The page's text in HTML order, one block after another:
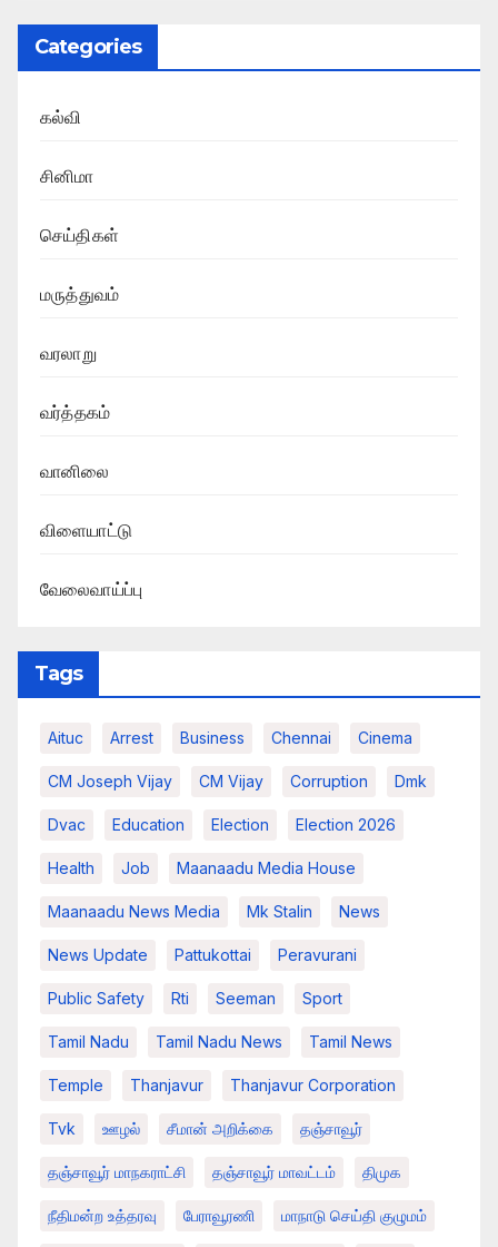
Categories
கல்வி
சினிமா
செய்திகள்
மருத்துவம்
வரலாறு
வர்த்தகம்
வானிலை
விளையாட்டு
வேலைவாய்ப்பு
Tags
Aituc Arrest Business Chennai Cinema
CM Joseph Vijay CM Vijay Corruption Dmk
Dvac Education Election Election 2026
Health Job Maanaadu Media House
Maanaadu News Media Mk Stalin News
News Update Pattukottai Peravurani
Public Safety Rti Seeman Sport
Tamil Nadu Tamil Nadu News Tamil News
Temple Thanjavur Thanjavur Corporation
Tvk ஊழல் சீமான் அறிக்கை தஞ்சாவூர்
தஞ்சாவூர் மாநகராட்சி தஞ்சாவூர் மாவட்டம் திமுக
நீதிமன்ற உத்தரவு பேராவூரணி மாநாடு செய்தி குழுமம்